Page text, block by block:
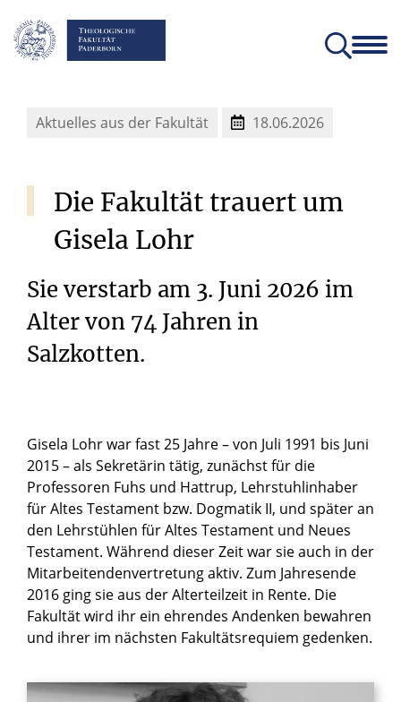
Aktuelles aus der Fakultät 18.06.2026
Die Fakultät trauert um
Gisela Lohr
Sie verstarb am 3. Juni 2026 im
Alter von 74 Jahren in
Salzkotten.
Gisela Lohr war fast 25 Jahre – von Juli 1991 bis Juni
2015 – als Sekretärin tätig, zunächst für die
Professoren Fuhs und Hattrup, Lehrstuhlinhaber
für Altes Testament bzw. Dogmatik II, und später an
den Lehrstühlen für Altes Testament und Neues
Testament. Während dieser Zeit war sie auch in der
Mitarbeitendenvertretung aktiv. Zum Jahresende
2016 ging sie aus der Alterteilzeit in Rente. Die
Fakultät wird ihr ein ehrendes Andenken bewahren
und ihrer im nächsten Fakultätsrequiem gedenken.